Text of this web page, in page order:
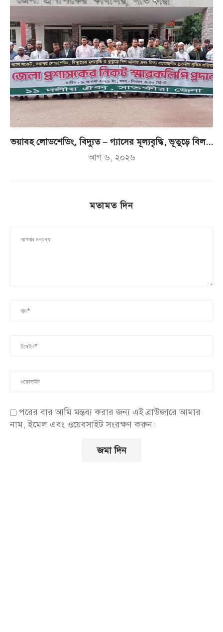
ভয়াবহ লোডশেডিং, বিদ্যুত – গ্যাসের মূল্যবৃদ্ধি, ভূতুড়ে বিল...
আগ ৬, ২০২৬
মতামত দিন
পরের বার আমি মন্তব্য করার জন্য এই ব্রাউজারে আমার
নাম, ইমেল এবং ওয়েবসাইট সংরক্ষণ করুন।